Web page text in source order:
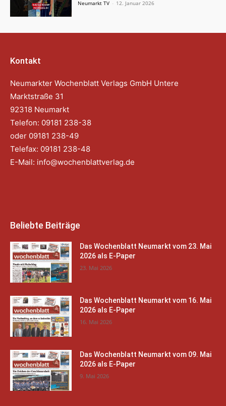
Neumarkt TV - 12. Januar 2026
Kontakt
Neumarkter Wochenblatt Verlags GmbH Untere
Marktstraße 31
92318 Neumarkt
Telefon: 09181 238-38
oder 09181 238-49
Telefax: 09181 238-48
E-Mail: info@wochenblattverlag.de
Beliebte Beiträge
Das Wochenblatt Neumarkt vom 23. Mai
2026 als E-Paper
23. Mai 2026
Das Wochenblatt Neumarkt vom 16. Mai
2026 als E-Paper
16. Mai 2026
Das Wochenblatt Neumarkt vom 09. Mai
2026 als E-Paper
9. Mai 2026